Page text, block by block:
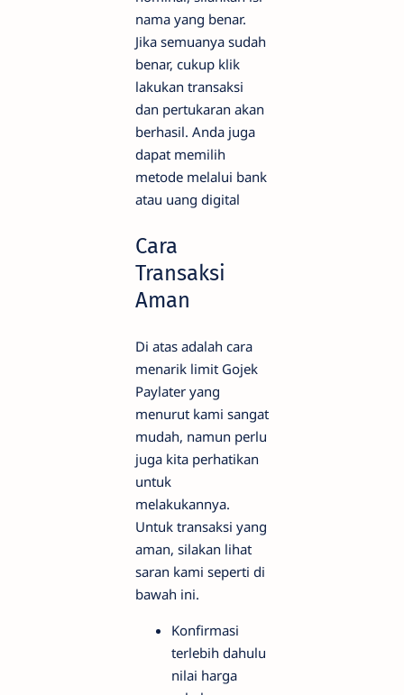
nama yang benar.
Jika semuanya sudah
benar, cukup klik
lakukan transaksi
dan pertukaran akan
berhasil. Anda juga
dapat memilih
metode melalui bank
atau uang digital
Cara
Transaksi
Aman
Di atas adalah cara
menarik limit Gojek
Paylater yang
menurut kami sangat
mudah, namun perlu
juga kita perhatikan
untuk
melakukannya.
Untuk transaksi yang
aman, silakan lihat
saran kami seperti di
bawah ini.
Konfirmasi
terlebih dahulu
nilai harga